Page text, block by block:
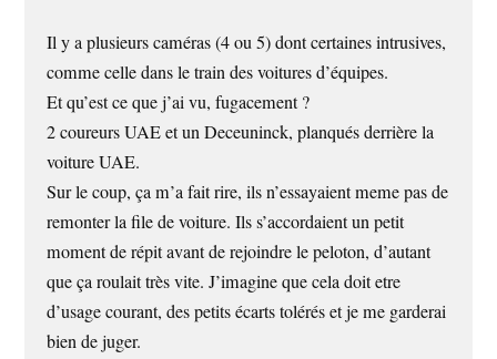
Il y a plusieurs caméras (4 ou 5) dont certaines intrusives,
comme celle dans le train des voitures d’équipes.
Et qu’est ce que j’ai vu, fugacement ?
2 coureurs UAE et un Deceuninck, planqués derrière la
voiture UAE.
Sur le coup, ça m’a fait rire, ils n’essayaient meme pas de
remonter la file de voiture. Ils s’accordaient un petit
moment de répit avant de rejoindre le peloton, d’autant
que ça roulait très vite. J’imagine que cela doit etre
d’usage courant, des petits écarts tolérés et je me garderai
bien de juger.